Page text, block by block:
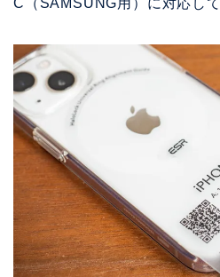
C（SAMSUNG用）に対応して